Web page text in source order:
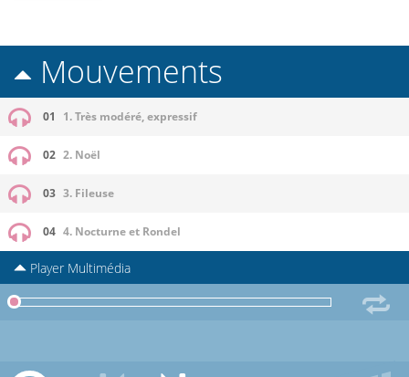
Mouvements
01 1. Très modéré, expressif
02 2. Noël
03 3. Fileuse
04 4. Nocturne et Rondel
Player Multimédia